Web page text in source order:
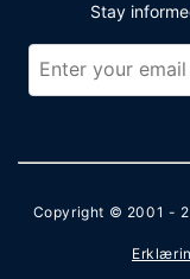
Stay
Copyright © 2001 -